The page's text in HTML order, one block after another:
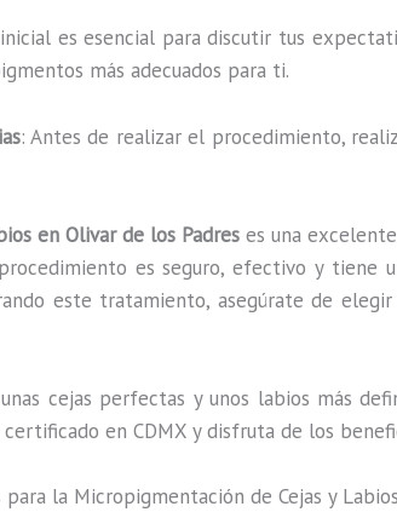
es esencial para discutir tus
más adecuados para ti.
: Antes de realizar el procedimiento,
en Olivar de los Padres es una
es seguro, efectivo y
este tratamiento, asegúrate de
cejas perfectas y unos labios más
en CDMX y disfruta de los
la Micropigmentación de Cejas y